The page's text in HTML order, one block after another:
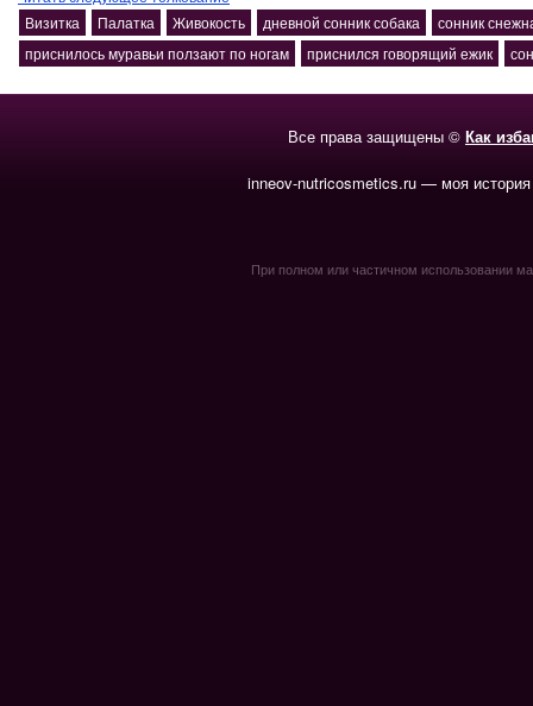
Визитка
Палатка Живокость дневной сонник собака
сонник
приснилось муравьи ползают по ногам
приснился говорящий ежик
Все права защищены © Как
inneov-nutricosmetics.ru — моя
При полном или частичном использовании